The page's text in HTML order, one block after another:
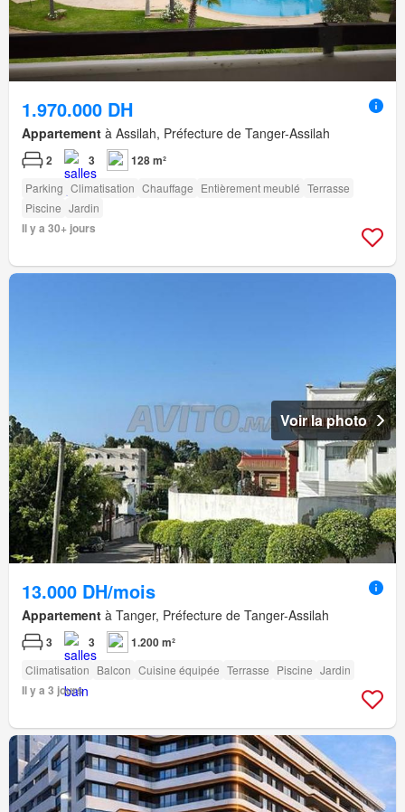
1.970.000 DH
Appartement à Assilah, Préfecture de Tanger-Assilah
2 3 128 m²
Parking Climatisation Chauffage Entièrement meublé Terrasse
Piscine Jardin
Il y a 30+ jours
Voir la photo
13.000 DH/mois
Appartement à Tanger, Préfecture de Tanger-Assilah
3 3 1.200 m²
Climatisation Balcon Cuisine équipée Terrasse Piscine Jardin
Il y a 3 jours